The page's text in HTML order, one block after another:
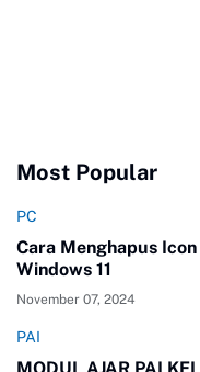
Most Popular
PC
Cara Menghapus
Windows 11
November 07, 2024
PAI